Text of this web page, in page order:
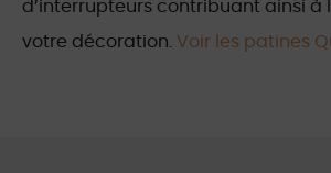
d’interrupteurs contribuant ainsi à
votre décoration. Voir les patines